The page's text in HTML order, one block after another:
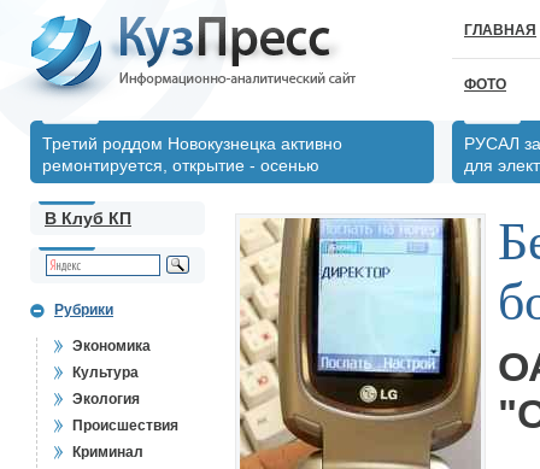
ГЛАВНАЯ
ФОТО
Третий роддом Новокузнецка активно
ремонтируется, открытие - осенью
РУСАЛ
для
В Клуб КП
Рубрики
Экономика
Культура
Экология
Происшествия
Криминал